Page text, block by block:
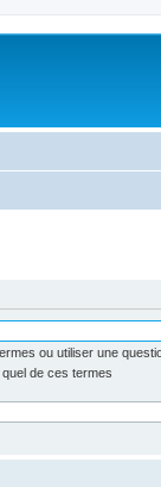
ou utiliser une
quel de ces termes